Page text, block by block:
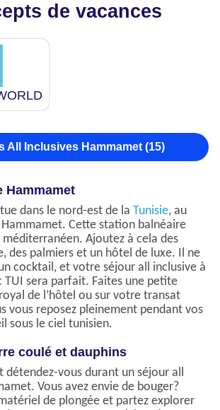
de vacances
All Inclusives Hammamet (15)
Hammamet
dans le nord-est de la Tunisie, au
Cette station balnéaire
Ajoutez à cela des
des palmiers et un hôtel de luxe. Il ne
cocktail, et votre séjour all inclusive à
TUI sera parfait. Faites une petite
de l’hôtel ou sur votre transat
vous reposez pleinement pendant vos
sous le ciel tunisien.
coulé et dauphins
détendez-vous durant un séjour all
Vous avez envie de bouger?
de plongée et partez explorer